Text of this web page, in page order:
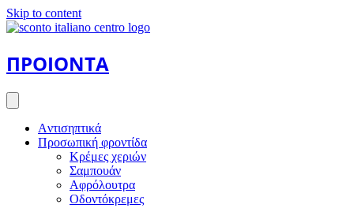
Skip to content
ΠΡΟΙΟΝΤΑ
Aντισηπτικά
Προσωπική φροντίδα
Κρέμες χεριών
Σαμπουάν
Αφρόλουτρα
Οδοντόκρεμες